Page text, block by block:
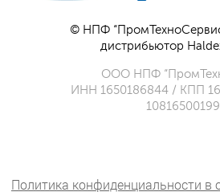
© НПФ
дистрибьютор
ООО НПФ
ИНН 1650186844 / КПП
Политика конфиденциальности в